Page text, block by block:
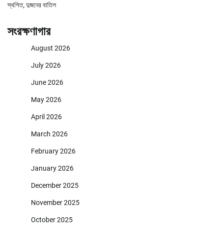
স্থগিত, দুজনের বাতিল
সংরক্ষণাগার
August 2026
July 2026
June 2026
May 2026
April 2026
March 2026
February 2026
January 2026
December 2025
November 2025
October 2025